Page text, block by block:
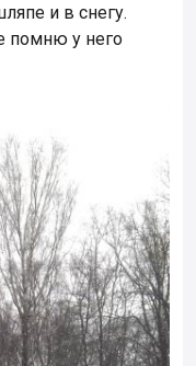
и в снегу.
помню у него